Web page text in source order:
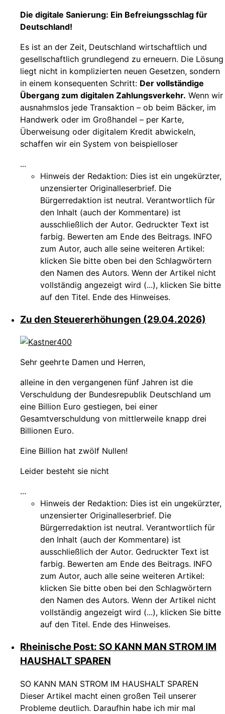
Die digitale Sanierung: Ein Befreiungsschlag für
Deutschland!
Es ist an der Zeit, Deutschland wirtschaftlich und
gesellschaftlich grundlegend zu erneuern. Die Lösung
liegt nicht in komplizierten neuen Gesetzen, sondern
in einem konsequenten Schritt: Der vollständige
Übergang zum digitalen Zahlungsverkehr. Wenn wir
ausnahmslos jede Transaktion – ob beim Bäcker, im
Handwerk oder im Großhandel – per Karte,
Überweisung oder digitalem Kredit abwickeln,
schaffen wir ein System von beispielloser
...
Hinweis der Redaktion: Dies ist ein ungekürzter,
unzensierter Originalleserbrief. Die
Bürgerredaktion ist neutral. Verantwortlich für
den Inhalt (auch der Kommentare) ist
ausschließlich der Autor. Gedruckter Text ist
farbig. Bewerten am Ende des Beitrags. INFO
zum Autor, auch alle seine weiteren Artikel:
klicken Sie bitte oben bei den Schlagwörtern
den Namen des Autors. Wenn der Artikel nicht
vollständig angezeigt wird (...), klicken Sie bitte
auf den Titel. Ende des Hinweises.
Zu den Steuererhöhungen (29.04.2026)
Sehr geehrte Damen und Herren,
alleine in den vergangenen fünf Jahren ist die
Verschuldung der Bundesrepublik Deutschland um
eine Billion Euro gestiegen, bei einer
Gesamtverschuldung von mittlerweile knapp drei
Billionen Euro.
Eine Billion hat zwölf Nullen!
Leider besteht sie nicht
...
Hinweis der Redaktion: Dies ist ein ungekürzter,
unzensierter Originalleserbrief. Die
Bürgerredaktion ist neutral. Verantwortlich für
den Inhalt (auch der Kommentare) ist
ausschließlich der Autor. Gedruckter Text ist
farbig. Bewerten am Ende des Beitrags. INFO
zum Autor, auch alle seine weiteren Artikel:
klicken Sie bitte oben bei den Schlagwörtern
den Namen des Autors. Wenn der Artikel nicht
vollständig angezeigt wird (...), klicken Sie bitte
auf den Titel. Ende des Hinweises.
Rheinische Post: SO KANN MAN STROM IM
HAUSHALT SPAREN
SO KANN MAN STROM IM HAUSHALT SPAREN
Dieser Artikel macht einen großen Teil unserer
Probleme deutlich. Daraufhin habe ich mir mal